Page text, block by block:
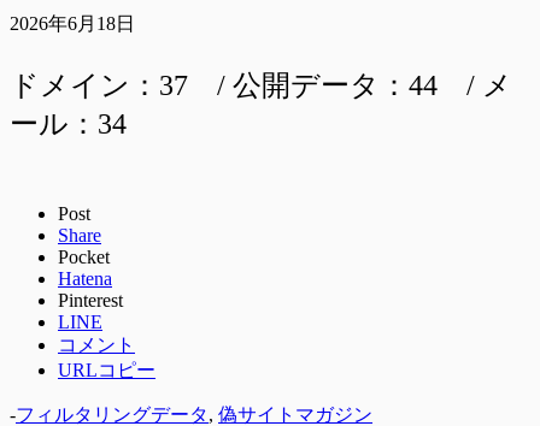
2026年6月18日
ドメイン：37 / 公開データ：44 / メ
ール：34
Post
Share
Pocket
Hatena
Pinterest
LINE
コメント
URLコピー
-フィルタリングデータ, 偽サイトマガジン